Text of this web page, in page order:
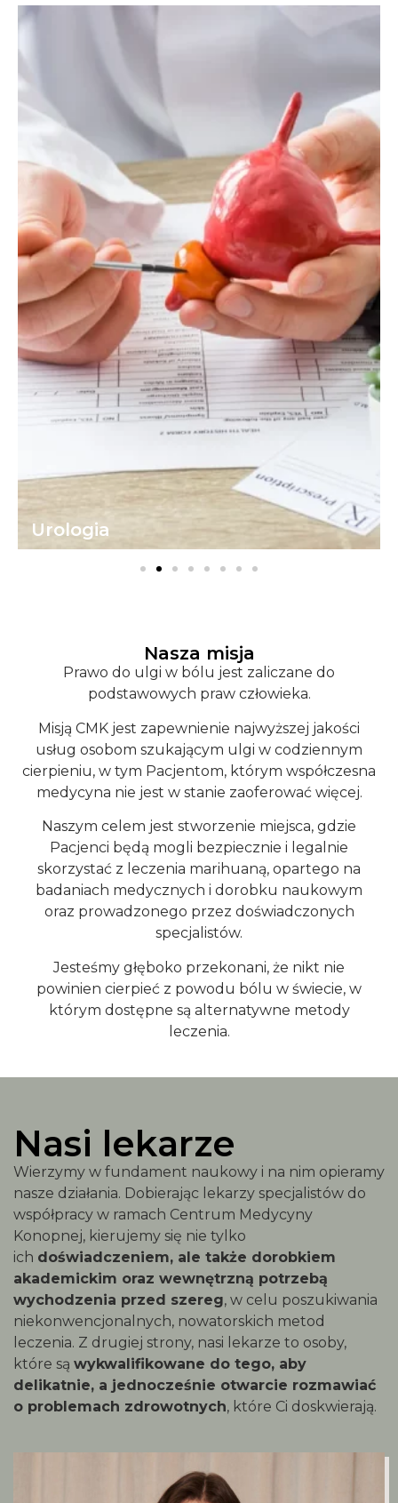
Urologia
Nasza misja
Prawo do ulgi w bólu jest zaliczane do
podstawowych praw człowieka.
Misją CMK jest zapewnienie najwyższej jakości
usług osobom szukającym ulgi w codziennym
cierpieniu, w tym Pacjentom, którym współczesna
medycyna nie jest w stanie zaoferować więcej.
Naszym celem jest stworzenie miejsca, gdzie
Pacjenci będą mogli bezpiecznie i legalnie
skorzystać z leczenia marihuaną, opartego na
badaniach medycznych i dorobku naukowym
oraz prowadzonego przez doświadczonych
specjalistów.
Jesteśmy głęboko przekonani, że nikt nie
powinien cierpieć z powodu bólu w świecie, w
którym dostępne są alternatywne metody
leczenia.
Nasi lekarze
Wierzymy w fundament naukowy i na nim opieramy
nasze działania. Dobierając lekarzy specjalistów do
współpracy w ramach Centrum Medycyny
Konopnej, kierujemy się nie tylko
ich doświadczeniem, ale także dorobkiem
akademickim oraz wewnętrzną potrzebą
wychodzenia przed szereg, w celu poszukiwania
niekonwencjonalnych, nowatorskich metod
leczenia. Z drugiej strony, nasi lekarze to osoby,
które są wykwalifikowane do tego, aby
delikatnie, a jednocześnie otwarcie rozmawiać
o problemach zdrowotnych, które Ci doskwierają.